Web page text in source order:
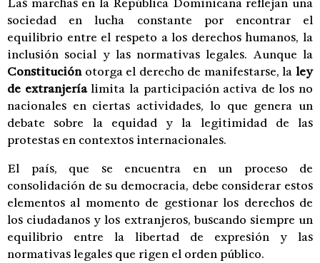
Las marchas en la República Dominicana reflejan una
sociedad en lucha constante por encontrar el
equilibrio entre el respeto a los derechos humanos, la
inclusión social y las normativas legales. Aunque la
Constituciónotorga el derecho de manifestarse, la ley
de extranjeríalimita la participación activa de los no
nacionales en ciertas actividades, lo que genera un
debate sobre la equidad y la legitimidad de las
protestas en contextos internacionales.
El país, que se encuentra en un proceso de
consolidación de su democracia, debe considerar estos
elementos al momento de gestionar los derechos de
los ciudadanos y los extranjeros, buscando siempre un
equilibrio entre la libertad de expresión y las
normativas legales que rigen el orden público.